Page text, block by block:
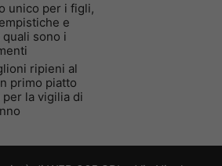
unico per i figli,
e
sono i
ripieni al
primo piatto
la vigilia di